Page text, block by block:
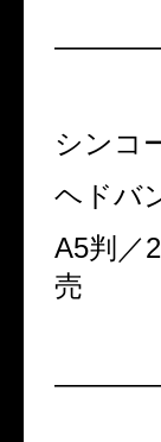
シンコ
ヘドバ
A5判／
売